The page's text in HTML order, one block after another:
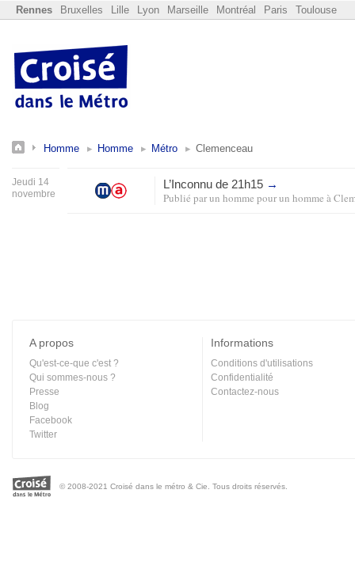
Rennes Bruxelles Lille Lyon Marseille Montréal Paris Toulouse
Homme Homme Métro Clemenceau
Jeudi 14
novembre
L’Inconnu de 21h15 →
Publié parun homme pour un homme à
A propos
Qu'est-ce-que c'est ?
Qui sommes-nous ?
Presse
Blog
Facebook
Twitter
Informations
Conditions d'utilisations
Confidentialité
Contactez-nous
© 2008-2021 Croisé dans le métro & Cie. Tous droits réservés.